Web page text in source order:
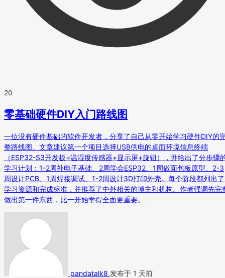
20
零基础硬件DIY入门路线图
一位没有硬件基础的软件开发者，分享了自己从零开始学习硬件DIY的
整路线图。文章建议第一个项目选择USB供电的桌面环境信息终端
（ESP32-S3开发板+温湿度传感器+显示屏+旋钮），并给出了分步骤
学习计划：1-2周补电子基础、2周学会ESP32、1周做面包板原型、2-3
周设计PCB、1周焊接调试、1-2周设计3D打印外壳。每个阶段都列出了
学习资源和完成标准，并推荐了中外相关的博主和机构。作者强调先完
做出第一件东西，比一开始学得全面更重要。
pandatalk8 发布于 1 天前